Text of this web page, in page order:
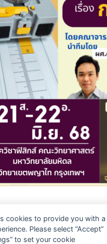
18 April 2025
cookies to provide you with a
Please select “Accept”
to set your cookie